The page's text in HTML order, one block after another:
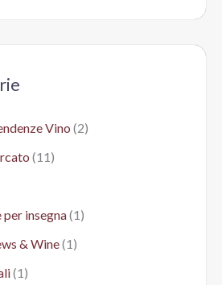
Vino (2)
(11)
insegna(1)
& Wine(1)
(1)